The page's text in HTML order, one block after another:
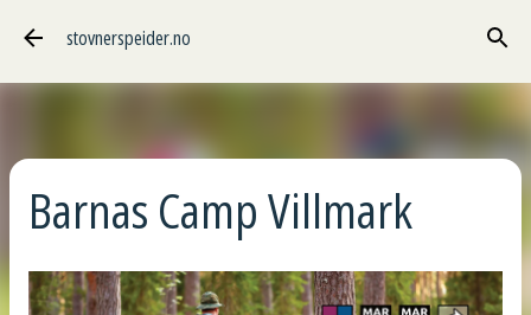
Gå til hovedinnhold
stovnerspeider.no
Barnas Camp Villmark